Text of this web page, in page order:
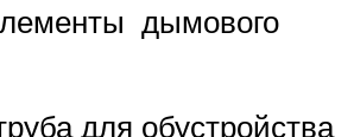
дымового
для обустройства